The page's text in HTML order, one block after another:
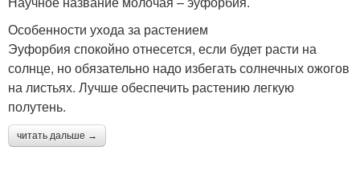
Особенности ухода за растением
Эуфорбия спокойно отнесется, если будет расти на
солнце, но обязательно надо избегать солнечных ожогов
на листьях. Лучше обеспечить растению легкую
полутень.
читать дальше →